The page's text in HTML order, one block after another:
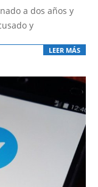
a dos años y
y
LEER MÁS